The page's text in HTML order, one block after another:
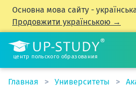
Основна мова сайту -
Продовжити українською →
центр польского образования
Главная Университеты